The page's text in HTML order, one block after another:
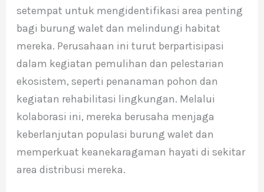
setempat untuk mengidentifikasi area penting
bagi burung walet dan melindungi habitat
mereka. Perusahaan ini turut berpartisipasi
dalam kegiatan pemulihan dan pelestarian
ekosistem, seperti penanaman pohon dan
kegiatan rehabilitasi lingkungan. Melalui
kolaborasi ini, mereka berusaha menjaga
keberlanjutan populasi burung walet dan
memperkuat keanekaragaman hayati di sekitar
area distribusi mereka.